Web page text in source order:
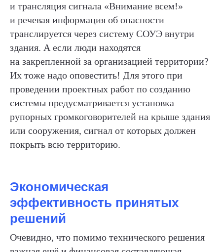
и трансляция сигнала «Внимание всем!»
и речевая информация об опасности
транслируется через систему СОУЭ внутри
здания. А если люди находятся
на закрепленной за организацией территории?
Их тоже надо оповестить! Для этого при
проведении проектных работ по созданию
системы предусматривается установка
рупорных громкоговорителей на крыше здания
или сооружения, сигнал от которых должен
покрыть всю территорию.
Экономическая
эффективность принятых
решений
Очевидно, что помимо технического решения